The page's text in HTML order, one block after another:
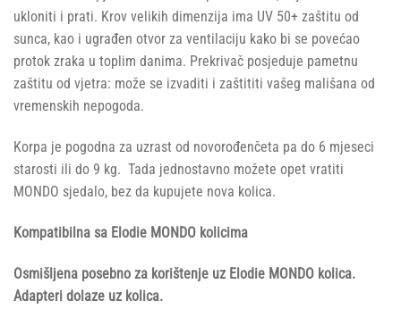
ukloniti i prati. Krov velikih dimenzija ima UV 50+ zaštitu od
sunca, kao i ugrađen otvor za ventilaciju kako bi se povećao
protok zraka u toplim danima. Prekrivač posjeduje pametnu
zaštitu od vjetra: može se izvaditi i zaštititi vašeg mališana od
vremenskih nepogoda.
Korpa je pogodna za uzrast od novorođenčeta pa do 6 mjeseci
starosti ili do 9 kg. Tada jednostavno možete opet vratiti
MONDO sjedalo, bez da kupujete nova kolica.
Kompatibilna sa Elodie MONDO kolicima
Osmišljena posebno za korištenje uz Elodie MONDO kolica.
Adapteri dolaze uz kolica.